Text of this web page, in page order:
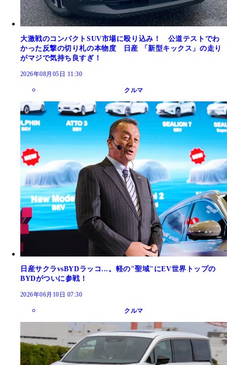
大激戦のコンパクトSUV市場に殴り込み！ 公道テストでわ
かった反撃の切り札の本物度 日産 「新型キックス」の走り
がマジで気持ち良すぎ！
2026年08月05日 11:30
クルマ
日産サクラvsBYDラッコ...。軽の"聖域"にEV世界トップの
BYDがついに参戦！
2026年06月10日 07:30
クルマ